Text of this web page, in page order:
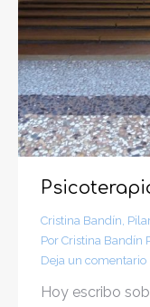
Cristina Bandín,
Por Cristina Bandín
Deja un comentario
Hoy escribo